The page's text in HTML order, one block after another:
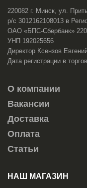
220082 г. Минск, ул.
р/с 3012162108013 в
ОАО «БПС-Сбербанк»
УНП 192025656
Директор Ксензов
Дата регистрации в
О компании
Вакансии
Доставка
Оплата
Статьи
НАШ МАГАЗИН